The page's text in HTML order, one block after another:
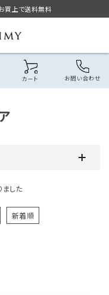
買上で送料無料
カート お問い合わせ
した
新着順